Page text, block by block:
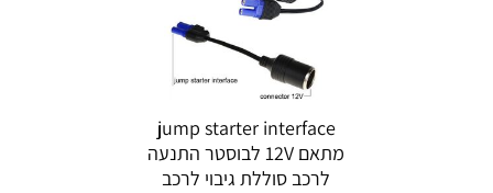
jump starter interface
מתאם 12V לבוסטר התנעה
לרכב סוללת גיבוי לרכב